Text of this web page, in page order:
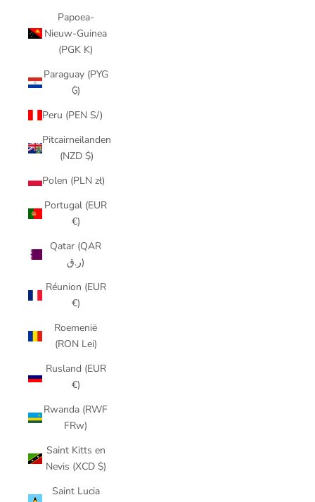
Papoea-
Nieuw-Guinea
(PGK K)
Paraguay (PYG
₲)
Peru (PEN S/)
Pitcairneilanden
(NZD $)
Polen (PLN zł)
Portugal (EUR
€)
Qatar (QAR
ر.ق)
Réunion (EUR
€)
Roemenië
(RON Lei)
Rusland (EUR
€)
Rwanda (RWF
FRw)
Saint Kitts en
Nevis (XCD $)
Saint Lucia